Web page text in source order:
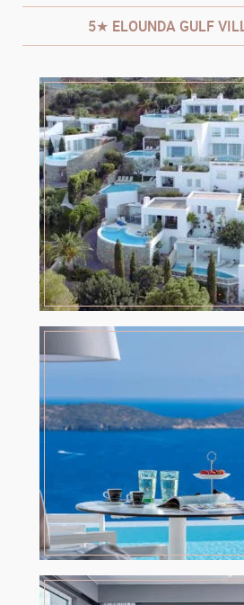
5★ ELOUNDA GULF